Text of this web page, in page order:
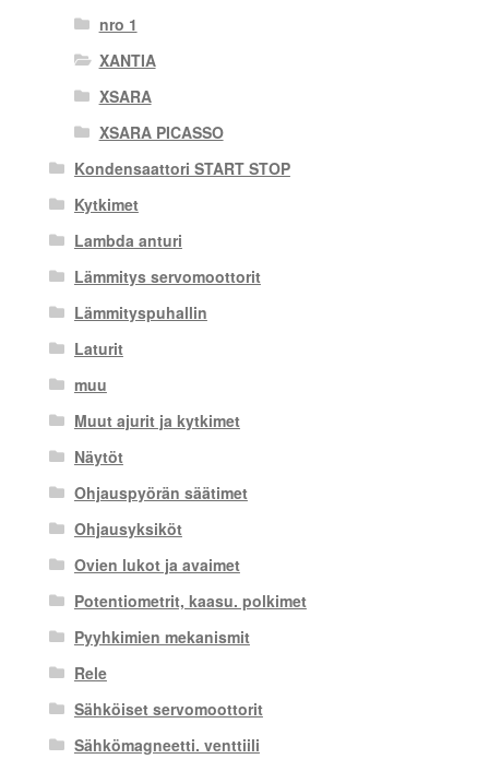
nro 1
XANTIA
XSARA
XSARA PICASSO
Kondensaattori START STOP
Kytkimet
Lambda anturi
Lämmitys servomoottorit
Lämmityspuhallin
Laturit
muu
Muut ajurit ja kytkimet
Näytöt
Ohjauspyörän säätimet
Ohjausyksiköt
Ovien lukot ja avaimet
Potentiometrit, kaasu. polkimet
Pyyhkimien mekanismit
Rele
Sähköiset servomoottorit
Sähkömagneetti. venttiili